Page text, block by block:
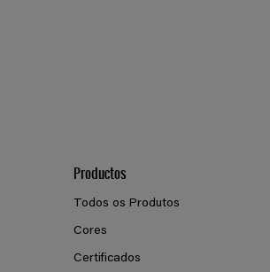
Productos
Todos os Produtos
Cores
Certificados